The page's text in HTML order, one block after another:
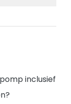
inclusief